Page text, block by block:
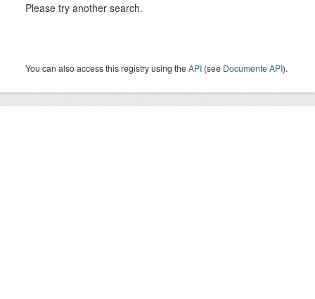
Please try another search.
You can also access this registry using theAPI (see Documente API).